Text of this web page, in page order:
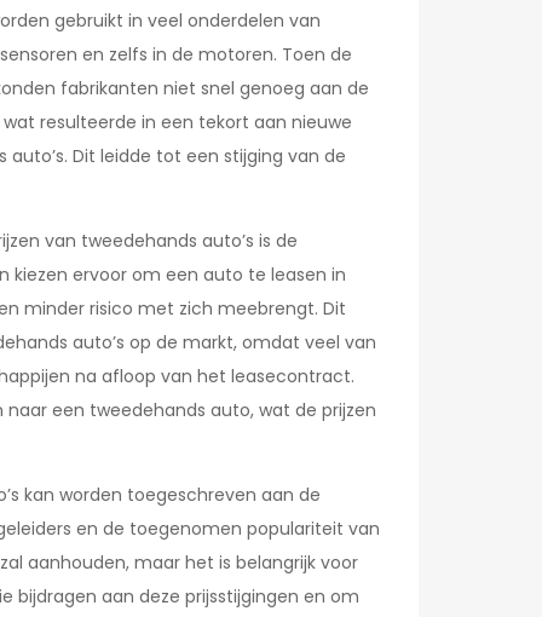
gebruikt in veel onderdelen van
en zelfs in de motoren. Toen de
fabrikanten niet snel genoeg aan de
resulteerde in een tekort aan nieuwe
Dit leidde tot een stijging van de
van tweedehands auto’s is de
kiezen ervoor om een auto te leasen in
minder risico met zich meebrengt. Dit
auto’s op de markt, omdat veel van
na afloop van het leasecontract.
naar een tweedehands auto, wat de prijzen
kan worden toegeschreven aan de
en de toegenomen populariteit van
aanhouden, maar het is belangrijk voor
aan deze prijsstijgingen en om